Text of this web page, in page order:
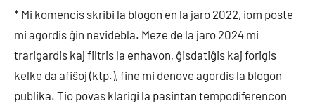
* Mi komencis skribi la blogon en la jaro 2022, iom poste
mi agordis ĝin nevidebla. Meze de la jaro 2024 mi
trarigardis kaj filtris la enhavon, ĝisdatiĝis kaj forigis
kelke da afiŝoj (ktp.), fine mi denove agordis la blogon
publika. Tio povas klarigi la pasintan tempodiferencon